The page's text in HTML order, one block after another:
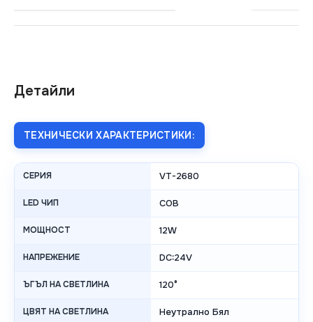
Детайли
ТЕХНИЧЕСКИ ХАРАКТЕРИСТИКИ:
СЕРИЯ VT-2680
LED ЧИП COB
МОЩНОСТ 12W
НАПРЕЖЕНИЕ DC:24V
ЪГЪЛ НА СВЕТЛИНА 120°
ЦВЯТ НА СВЕТЛИНА Неутрално Бял